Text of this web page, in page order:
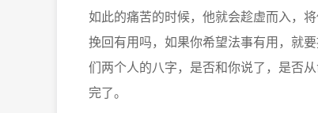
如此的痛苦的时候，他就会趁虚而入，
挽回有用吗，如果你希望法事有用，就
们两个人的八字，是否和你说了，是否
完了。